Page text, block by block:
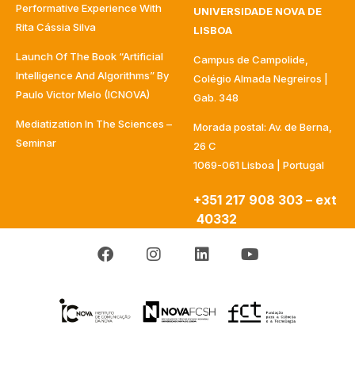
Performative Experience With
Rita Cássia Silva
Launch Of The Book “Artificial
Intelligence And Algorithms” By
Paulo Victor Melo (ICNOVA)
Mediatization In The Sciences –
Seminar
UNIVERSIDADE NOVA DE
LISBOA
Campus de Campolide,
Colégio Almada Negreiros |
Gab. 348
Morada postal: Av. de Berna,
26 C
1069-061 Lisboa | Portugal
+351 217 908 303 – ext
40332